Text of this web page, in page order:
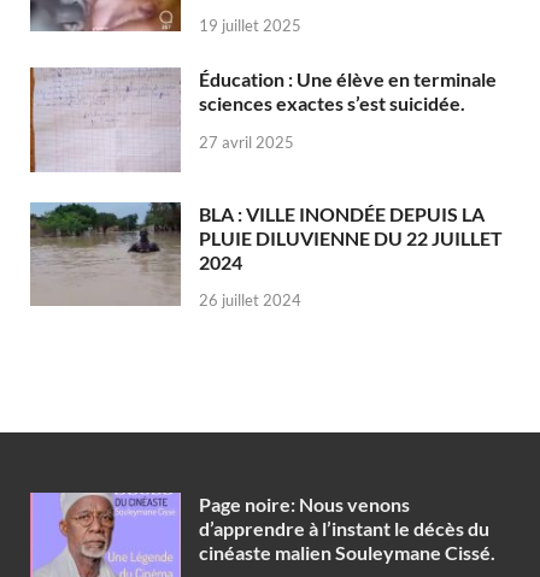
19 juillet 2025
Éducation : Une élève en terminale
sciences exactes s’est suicidée.
27 avril 2025
BLA : VILLE INONDÉE DEPUIS LA
PLUIE DILUVIENNE DU 22 JUILLET
2024
26 juillet 2024
Page noire: Nous venons
d’apprendre à l’instant le décès du
cinéaste malien Souleymane Cissé.